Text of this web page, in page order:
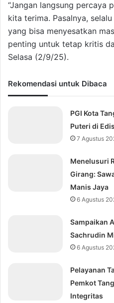
“Jangan langsung percaya
kita terima. Pasalnya,
yang bisa menyesatkan
penting untuk tetap kritis
Selasa (2/9/25).
Rekomendasi untuk Dibaca
PGI Kota
Puteri di
7 Agustus
Menelusuri
Girang:
Manis Jaya
6 Agustus
Sampaikan
Sachrudin
6 Agustus
Pelayanan
Pemkot
Integritas